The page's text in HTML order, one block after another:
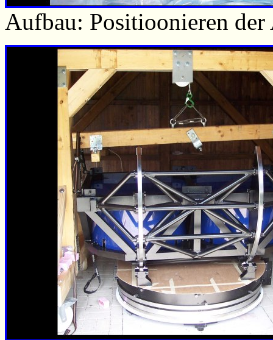
Aufbau: Positioonieren